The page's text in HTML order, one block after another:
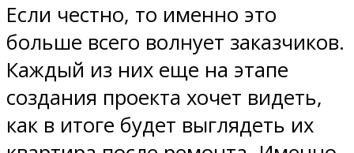
Если честно, то именно это
больше всего волнует заказчиков.
Каждый из них еще на этапе
создания проекта хочет видеть,
как в итоге будет выглядеть их